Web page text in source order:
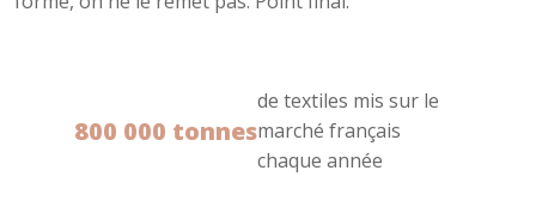
800 000 tonnes
de textiles mis sur le
marché français
chaque année